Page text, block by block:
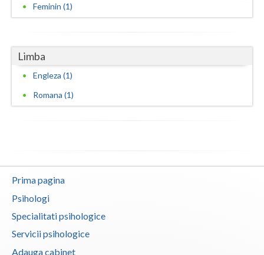
Feminin (1)
Limba
Engleza (1)
Romana (1)
Prima pagina
Psihologi
Specialitati psihologice
Servicii psihologice
Adauga cabinet